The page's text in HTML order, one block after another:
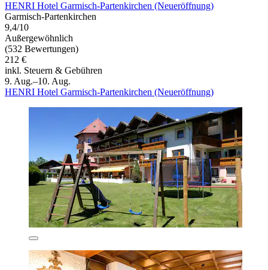
HENRI Hotel Garmisch-Partenkirchen (Neueröffnung)
Garmisch-Partenkirchen
9,4/10
Außergewöhnlich
(532 Bewertungen)
212 €
inkl. Steuern & Gebühren
9. Aug.–10. Aug.
HENRI Hotel Garmisch-Partenkirchen (Neueröffnung)